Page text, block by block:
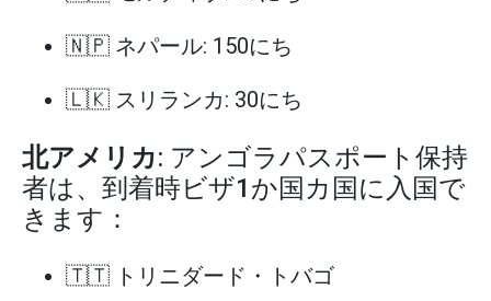
🇳🇵 ネパール: 150にち
🇱🇰 スリランカ: 30にち
北アメリカ: アンゴラパスポート保持
者は、到着時ビザ1か国カ国に入国で
きます：
🇹🇹 トリニダード・トバゴ